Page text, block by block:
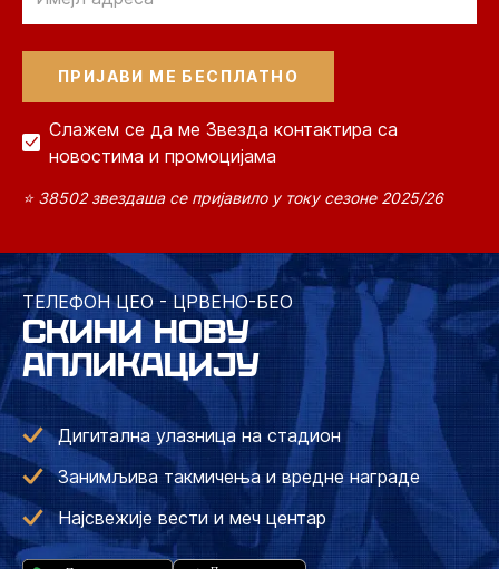
Слажем се да ме Звезда контактира са
новостима и промоцијама
⭐ 38502 звездаша се пријавило у току сезоне 2025/26
ТЕЛЕФОН ЦЕО - ЦРВЕНО-БЕО
СКИНИ НОВУ
АПЛИКАЦИЈУ
Дигитална улазница на стадион
Занимљива такмичења и вредне награде
Најсвежије вести и меч центар